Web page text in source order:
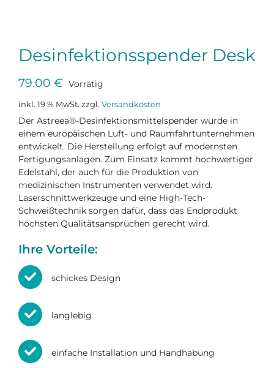
Desinfektions­spender Desk
79.00 € Vorrätig
inkl. 19 % MwSt. zzgl. Versandkosten
Der Astreea®-Desinfektionsmittelspender wurde in
einem europäischen Luft- und Raumfahrtunternehmen
entwickelt. Die Herstellung erfolgt auf modernsten
Fertigungsanlagen. Zum Einsatz kommt hochwertiger
Edelstahl, der auch für die Produktion von
medizinischen Instrumenten verwendet wird.
Laserschnittwerkzeuge und eine High-Tech-
Schweißtechnik sorgen dafür, dass das Endprodukt
höchsten Qualitätsansprüchen gerecht wird.
Ihre Vorteile:
schickes Design
langlebig
einfache Installation und Handhabung